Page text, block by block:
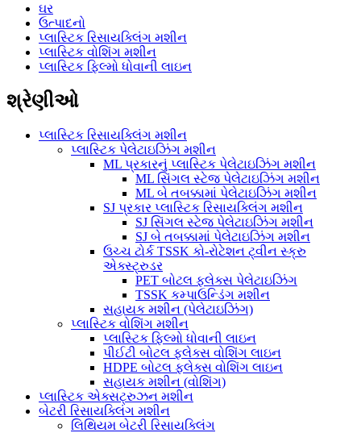
ઘર
ઉત્પાદનો
પ્લાસ્ટિક રિસાયક્લિંગ મશીન
પ્લાસ્ટિક વોશિંગ મશીન
પ્લાસ્ટિક ફિલ્મો ધોવાની લાઇન
શ્રેણીઓ
પ્લાસ્ટિક રિસાયક્લિંગ મશીન
પ્લાસ્ટિક પેલેટાઇઝિંગ મશીન
ML પ્રકારનું પ્લાસ્ટિક પેલેટાઇઝિંગ મશીન
ML સિંગલ સ્ટેજ પેલેટાઇઝિંગ મશીન
ML બે તબક્કામાં પેલેટાઇઝિંગ મશીન
SJ પ્રકાર પ્લાસ્ટિક રિસાયક્લિંગ મશીન
SJ સિંગલ સ્ટેજ પેલેટાઇઝિંગ મશીન
SJ બે તબક્કામાં પેલેટાઇઝિંગ મશીન
ઉચ્ચ ટોર્ક TSSK કો-રોટેશન ટ્વીન સ્ક્રુ
એક્સ્ટ્રુડર
PET બોટલ ફ્લેક્સ પેલેટાઇઝિંગ
TSSK કમ્પાઉન્ડિંગ મશીન
સહાયક મશીન (પેલેટાઇઝિંગ)
પ્લાસ્ટિક વોશિંગ મશીન
પ્લાસ્ટિક ફિલ્મો ધોવાની લાઇન
પીઈટી બોટલ ફ્લેક્સ વોશિંગ લાઇન
HDPE બોટલ ફ્લેક્સ વોશિંગ લાઇન
સહાયક મશીન (વોશિંગ)
પ્લાસ્ટિક એક્સટ્રુઝન મશીન
બેટરી રિસાયક્લિંગ મશીન
લિથિયમ બેટરી રિસાયક્લિંગ